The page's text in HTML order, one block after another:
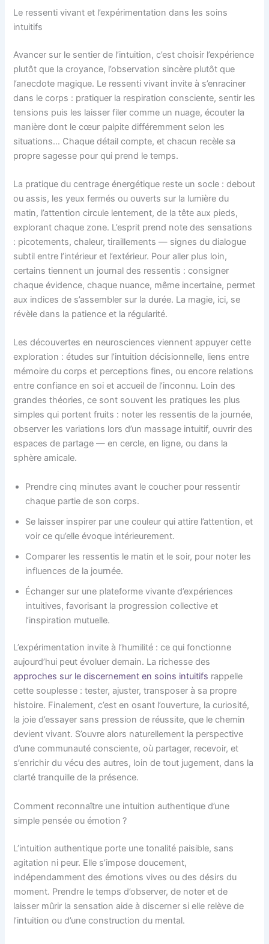
Le ressenti vivant et l’expérimentation dans les soins
intuitifs
Avancer sur le sentier de l’intuition, c’est choisir l’expérience
plutôt que la croyance, l’observation sincère plutôt que
l’anecdote magique. Le ressenti vivant invite à s’enraciner
dans le corps : pratiquer la respiration consciente, sentir les
tensions puis les laisser filer comme un nuage, écouter la
manière dont le cœur palpite différemment selon les
situations… Chaque détail compte, et chacun recèle sa
propre sagesse pour qui prend le temps.
La pratique du centrage énergétique reste un socle : debout
ou assis, les yeux fermés ou ouverts sur la lumière du
matin, l’attention circule lentement, de la tête aux pieds,
explorant chaque zone. L’esprit prend note des sensations
: picotements, chaleur, tiraillements — signes du dialogue
subtil entre l’intérieur et l’extérieur. Pour aller plus loin,
certains tiennent un journal des ressentis : consigner
chaque évidence, chaque nuance, même incertaine, permet
aux indices de s’assembler sur la durée. La magie, ici, se
révèle dans la patience et la régularité.
Les découvertes en neurosciences viennent appuyer cette
exploration : études sur l’intuition décisionnelle, liens entre
mémoire du corps et perceptions fines, ou encore relations
entre confiance en soi et accueil de l’inconnu. Loin des
grandes théories, ce sont souvent les pratiques les plus
simples qui portent fruits : noter les ressentis de la journée,
observer les variations lors d’un massage intuitif, ouvrir des
espaces de partage — en cercle, en ligne, ou dans la
sphère amicale.
Prendre cinq minutes avant le coucher pour ressentir
chaque partie de son corps.
Se laisser inspirer par une couleur qui attire l’attention, et
voir ce qu’elle évoque intérieurement.
Comparer les ressentis le matin et le soir, pour noter les
influences de la journée.
Échanger sur une plateforme vivante d’expériences
intuitives, favorisant la progression collective et
l’inspiration mutuelle.
L’expérimentation invite à l’humilité : ce qui fonctionne
aujourd’hui peut évoluer demain. La richesse des
approches sur le discernement en soins intuitifs rappelle
cette souplesse : tester, ajuster, transposer à sa propre
histoire. Finalement, c’est en osant l’ouverture, la curiosité,
la joie d’essayer sans pression de réussite, que le chemin
devient vivant. S’ouvre alors naturellement la perspective
d’une communauté consciente, où partager, recevoir, et
s’enrichir du vécu des autres, loin de tout jugement, dans la
clarté tranquille de la présence.
Comment reconnaître une intuition authentique d’une
simple pensée ou émotion ?
L’intuition authentique porte une tonalité paisible, sans
agitation ni peur. Elle s’impose doucement,
indépendamment des émotions vives ou des désirs du
moment. Prendre le temps d’observer, de noter et de
laisser mûrir la sensation aide à discerner si elle relève de
l’intuition ou d’une construction du mental.